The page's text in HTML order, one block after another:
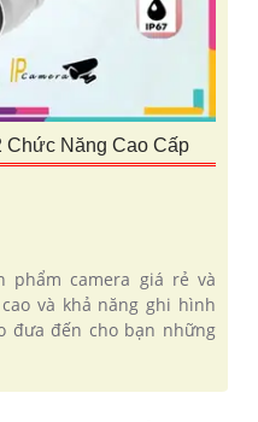
Chức Năng Cao Cấp
phẩm camera giá rẻ và
và khả năng ghi hình
đưa đến cho bạn những